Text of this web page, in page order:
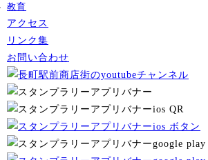
教育
アクセス
リンク集
お問い合わせ